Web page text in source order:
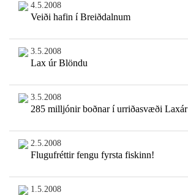
4.5.2008
Veiði hafin í Breiðdalnum
3.5.2008
Lax úr Blöndu
3.5.2008
285 milljónir boðnar í urriðasvæði Laxár
2.5.2008
Flugufréttir fengu fyrsta fiskinn!
1.5.2008